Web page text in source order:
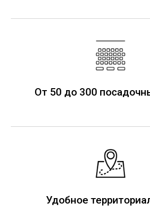
От 50 до 300
Удобное